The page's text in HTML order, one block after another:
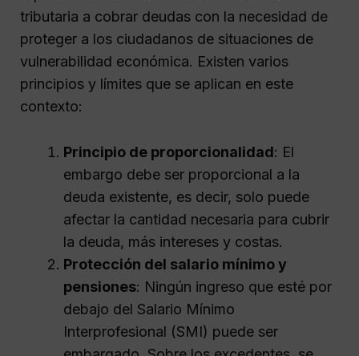
tributaria a cobrar deudas con la necesidad de
proteger a los ciudadanos de situaciones de
vulnerabilidad económica. Existen varios
principios y límites que se aplican en este
contexto:
Principio de proporcionalidad: El
embargo debe ser proporcional a la
deuda existente, es decir, solo puede
afectar la cantidad necesaria para cubrir
la deuda, más intereses y costas.
Protección del salario mínimo y
pensiones: Ningún ingreso que esté por
debajo del Salario Mínimo
Interprofesional (SMI) puede ser